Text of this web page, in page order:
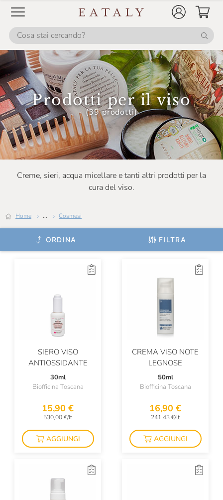
Prodotti per il viso
(39 prodotti)
Creme, sieri, acqua micellare e tanti altri prodotti per la
cura del viso.
Home ... Cosmesi
ORDINA FILTRA
SIERO VISO
ANTIOSSIDANTE
30ml
Biofficina Toscana
15,90 €
530,00 €/lt
AGGIUNGI
CREMA VISO NOTE
LEGNOSE
50ml
Biofficina Toscana
16,90 €
241,43 €/lt
AGGIUNGI